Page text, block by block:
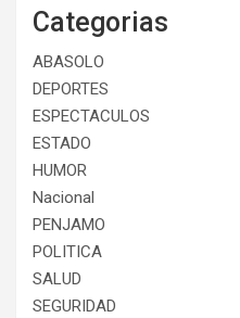
Categorias
ABASOLO
DEPORTES
ESPECTACULOS
ESTADO
HUMOR
Nacional
PENJAMO
POLITICA
SALUD
SEGURIDAD